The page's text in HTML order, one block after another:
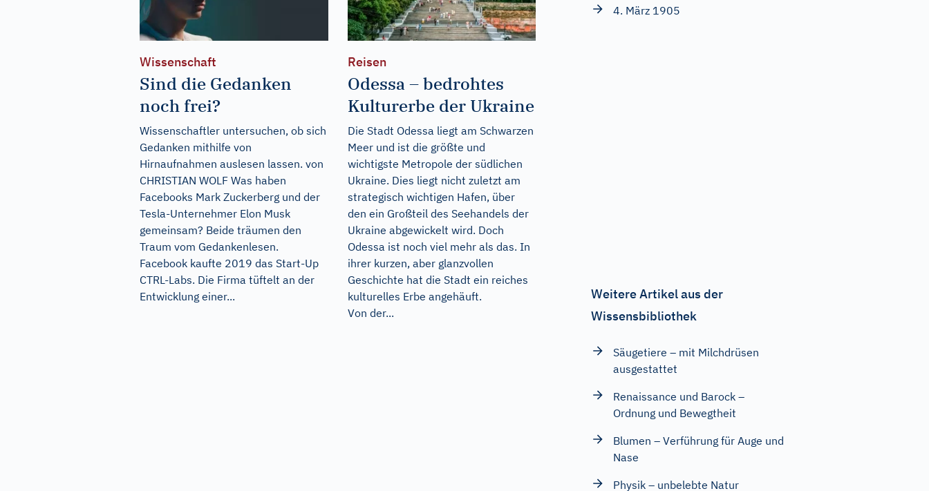
Wissenschaft
Sind die Gedanken
noch frei?
Wissenschaftler untersuchen, ob sich
Gedanken mithilfe von
Hirnaufnahmen auslesen lassen. von
CHRISTIAN WOLF Was haben
Facebooks Mark Zuckerberg und der
Tesla-Unternehmer Elon Musk
gemeinsam? Beide träumen den
Traum vom Gedankenlesen.
Facebook kaufte 2019 das Start-Up
CTRL-Labs. Die Firma tüftelt an der
Entwicklung einer...
Reisen
Odessa – bedrohtes
Kulturerbe der Ukraine
Die Stadt Odessa liegt am Schwarzen
Meer und ist die größte und
wichtigste Metropole der südlichen
Ukraine. Dies liegt nicht zuletzt am
strategisch wichtigen Hafen, über
den ein Großteil des Seehandels der
Ukraine abgewickelt wird. Doch
Odessa ist noch viel mehr als das. In
ihrer kurzen, aber glanzvollen
Geschichte hat die Stadt ein reiches
kulturelles Erbe angehäuft.
Von der...
4. März 1905
Weitere Artikel aus der
Wissensbibliothek
Säugetiere – mit Milchdrüsen
ausgestattet
Renaissance und Barock –
Ordnung und Bewegtheit
Blumen – Verführung für Auge und
Nase
Physik – unbelebte Natur